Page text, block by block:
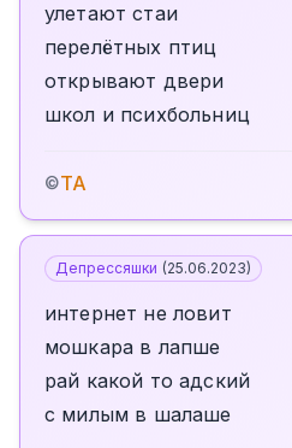
улетают стаи
перелётных птиц
открывают двери
школ и психбольниц
©TA
Депрессяшки (25.06.2023)
интернет не ловит
мошкара в лапше
рай какой то адский
с милым в шалаше